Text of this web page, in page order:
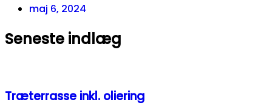
maj 6, 2024
Seneste indlæg
Træterrasse inkl. oliering